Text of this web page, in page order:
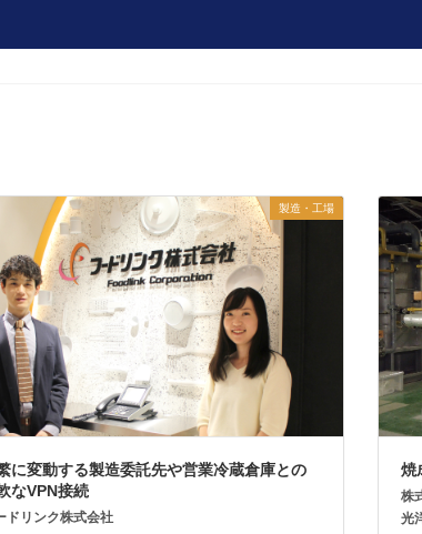
製造・工場
に変動する製造委託先や営業冷蔵倉庫との
なVPN接続
ドリンク株式会社
焼
株
光